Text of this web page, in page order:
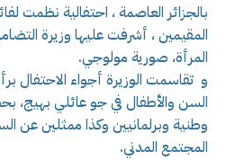
بالجزائر العاصمة ، احتفالية نظمت
المقيمين ، أشرفت عليها وزيرة
المرأة، صورية مولوجي.
و تقاسمت الوزيرة أجواء الاحتفال
السن والأطفال في جو عائلي بهيج،
وطنية وبرلمانيين وكذا ممثلين عن
المجتمع المدني.